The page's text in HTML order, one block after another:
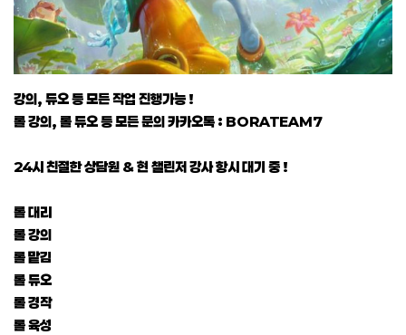
강의, 듀오 등 모든 작업 진행가능 !
롤 강의, 롤 듀오 등 모든 문의 카카오톡 : BORATEAM7
24시 친절한 상담원 & 현 챌린저 강사 항시 대기 중 !
롤 대리
롤 강의
롤 맡김
롤 듀오
롤 경작
롤 육성